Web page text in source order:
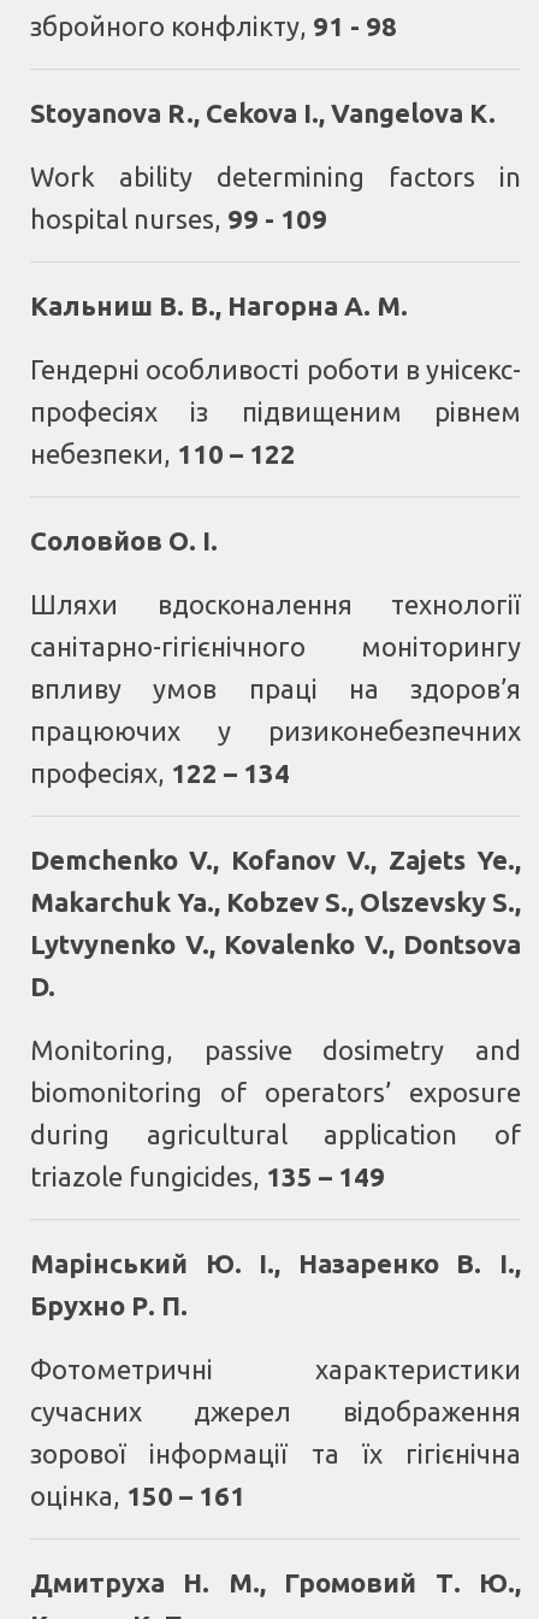
збройного конфлікту, 91 - 98
Stoyanova R., Cekova I., Vangelova K.
Work ability determining factors in
hospital nurses, 99 - 109
Кальниш В. В., Нагорна А. М.
Гендерні особливості роботи в унісекс-
професіях із підвищеним рівнем
небезпеки, 110 – 122
Соловйов О. І.
Шляхи вдосконалення технології
санітарно-гігієнічного моніторингу
впливу умов праці на здоров’я
працюючих у ризиконебезпечних
професіях, 122 – 134
Demchenko V., Kofanov V., Zajets Ye.,
Makarchuk Ya., Kobzev S., Olszevsky S.,
Lytvynenko V., Kovalenko V., Dontsova
D.
Monitoring, passive dosimetry and
biomonitoring of operators’ exposure
during agricultural application of
triazole fungicides, 135 – 149
Марінський Ю. І., Назаренко В. І.,
Брухно Р. П.
Фотометричні характеристики
сучасних джерел відображення
зорової інформації та їх гігієнічна
оцінка, 150 – 161
Дмитруха Н. М., Громовий Т. Ю.,